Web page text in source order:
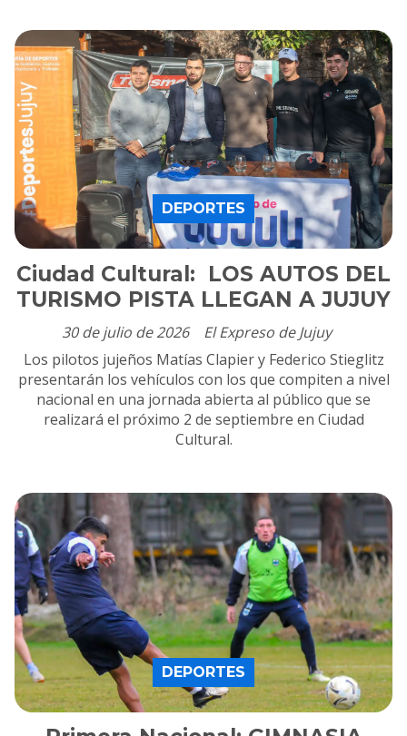
Ciudad Cultural: LOS AUTOS DEL
TURISMO PISTA LLEGAN A JUJUY
El Expreso de Jujuy
DEPORTES
30 de julio de 2026
Los pilotos jujeños Matías Clapier y Federico Stieglitz
presentarán los vehículos con los que compiten a nivel
nacional en una jornada abierta al público que se
realizará el próximo 2 de septiembre en Ciudad
Cultural.
DEPORTES